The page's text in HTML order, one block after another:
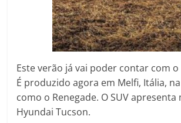
Este verão já vai poder contar com
É produzido agora em Melfi, Itália,
como o Renegade. O SUV
Hyundai Tucson.